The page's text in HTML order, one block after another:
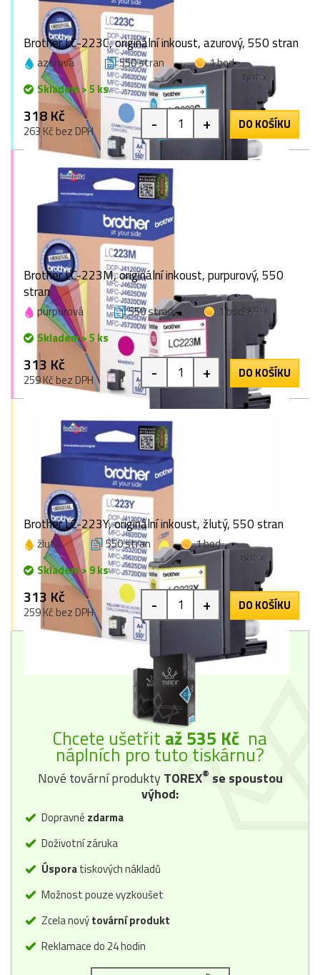
Brother LC-223C, originální inkoust, azurový, 550 stran
azurová 550 stran
1 bod
Skladem > 5 ks
318 Kč
263 Kč bez DPH - + DO KOŠÍKU
Brother LC-223M, originální inkoust, purpurový, 550
stran
purpurová 550 stran
1 bod
Skladem > 5 ks
313 Kč
259 Kč bez DPH - + DO KOŠÍKU
Brother LC-223Y, originální inkoust, žlutý, 550 stran
žlutá 550 stran
1 bod
Skladem > 9 ks
313 Kč
259 Kč bez DPH - + DO KOŠÍKU
Chcete ušetřit až 535 Kč na
náplních pro tuto tiskárnu?
Nové tovární produktyTOREX® se spoustou
výhod:
Dopravné zdarma
Doživotní záruka
Úsporatiskových nákladů
Možnost pouze vyzkoušet
Zcela novýtovární produkt
Reklamace do 24 hodin